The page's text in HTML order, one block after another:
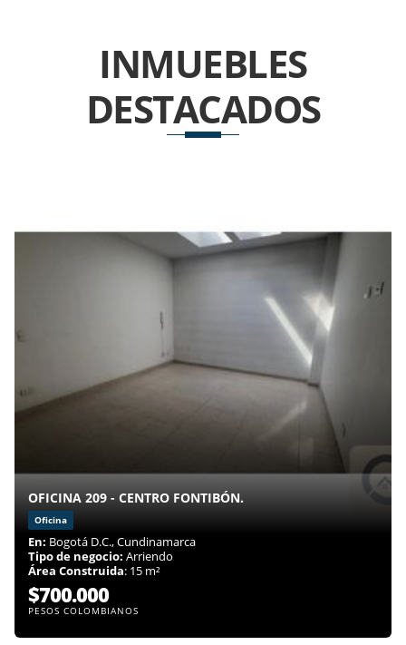
INMUEBLES
DESTACADOS
OFICINA 209 - CENTRO FONTIBÓN.
Oficina
En: Bogotá D.C., Cundinamarca
Tipo de negocio: Arriendo
Área Construida: 15 m²
$700.000
PESOS COLOMBIANOS